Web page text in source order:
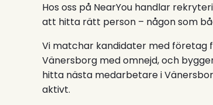
Hos oss på NearYou handlar
att hitta rätt person – någon som
Vi matchar kandidater med företag
Vänersborg med omnejd, och
hitta nästa medarbetare i
aktivt.